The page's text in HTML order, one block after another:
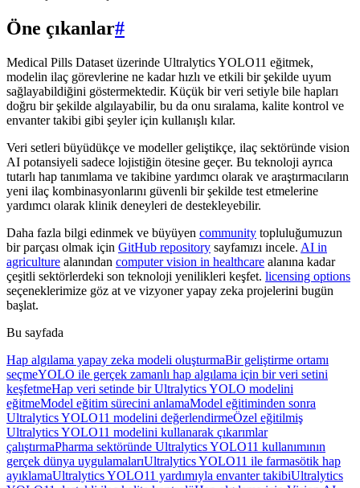
Öne çıkanlar#
Medical Pills Dataset üzerinde Ultralytics YOLO11 eğitmek,
modelin ilaç görevlerine ne kadar hızlı ve etkili bir şekilde uyum
sağlayabildiğini göstermektedir. Küçük bir veri setiyle bile hapları
doğru bir şekilde algılayabilir, bu da onu sıralama, kalite kontrol ve
envanter takibi gibi şeyler için kullanışlı kılar.
Veri setleri büyüdükçe ve modeller geliştikçe, ilaç sektöründe vision
AI potansiyeli sadece lojistiğin ötesine geçer. Bu teknoloji ayrıca
tutarlı hap tanımlama ve takibine yardımcı olarak ve araştırmacıların
yeni ilaç kombinasyonlarını güvenli bir şekilde test etmelerine
yardımcı olarak klinik deneyleri de destekleyebilir.
Daha fazla bilgi edinmek ve büyüyen community topluluğumuzun
bir parçası olmak için GitHub repository sayfamızı incele. AI in
agriculture alanından computer vision in healthcare alanına kadar
çeşitli sektörlerdeki son teknoloji yenilikleri keşfet. licensing options
seçeneklerimize göz at ve vizyoner yapay zeka projelerini bugün
başlat.
Bu sayfada
Hap algılama yapay zeka modeli oluşturmaBir geliştirme ortamı
seçmeYOLO ile gerçek zamanlı hap algılama için bir veri setini
keşfetmeHap veri setinde bir Ultralytics YOLO modelini
eğitmeModel eğitim sürecini anlamaModel eğitiminden sonra
Ultralytics YOLO11 modelini değerlendirmeÖzel eğitilmiş
Ultralytics YOLO11 modelini kullanarak çıkarımlar
çalıştırmaPharma sektöründe Ultralytics YOLO11 kullanımının
gerçek dünya uygulamalarıUltralytics YOLO11 ile farmasötik hap
ayıklamaUltralytics YOLO11 yardımıyla envanter takibiUltralytics